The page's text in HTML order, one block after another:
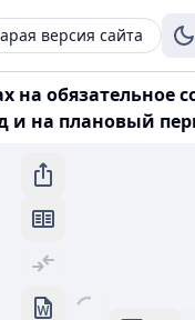
версия сайта
на обязательное
и на плановый